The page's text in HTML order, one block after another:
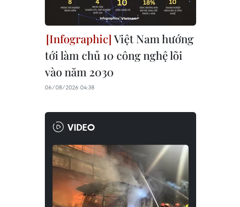
Việt Nam hướng
tới làm chủ 10 công nghệ lõi
vào năm 2030
06/08/2026 04:38
VIDEO